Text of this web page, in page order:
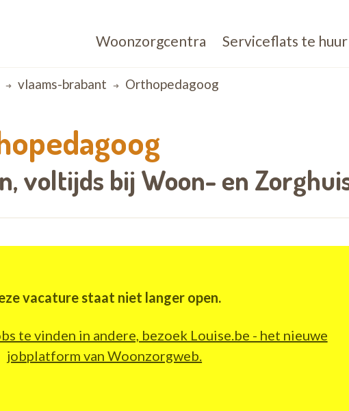
Woonzorgcentra Serviceflats te huur
vlaams-brabant Orthopedagoog
voltijds bij Woon- en
vacature staat niet langer open.
te vinden in andere, bezoek Louise.be - het nieuwe
jobplatform van Woonzorgweb.